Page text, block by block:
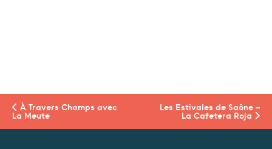
À Travers Champs avec
La Meute
Les Estivales de Saône –
La Cafetera Roja